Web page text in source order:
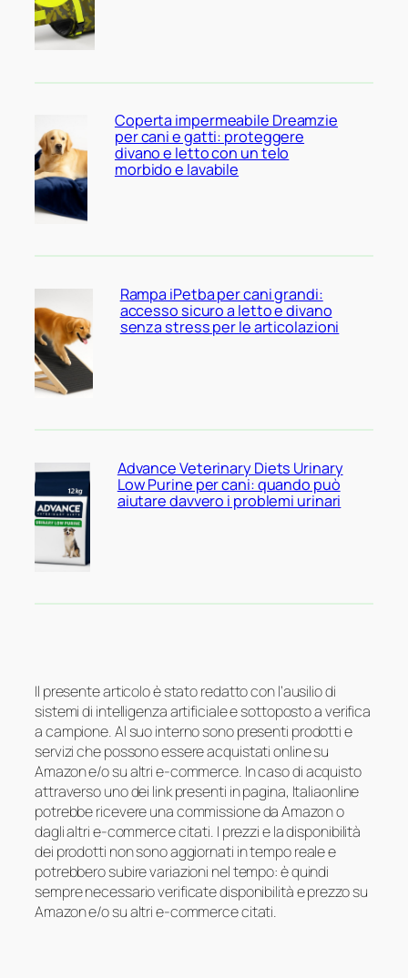
Coperta impermeabile Dreamzie
per cani e gatti: proteggere
divano e letto con un telo
morbido e lavabile
Rampa iPetba per cani grandi:
accesso sicuro a letto e divano
senza stress per le articolazioni
Advance Veterinary Diets Urinary
Low Purine per cani: quando può
aiutare davvero i problemi urinari
Il presente articolo è stato redatto con l’ausilio di
sistemi di intelligenza artificiale e sottoposto a verifica
a campione. Al suo interno sono presenti prodotti e
servizi che possono essere acquistati online su
Amazon e/o su altri e-commerce. In caso di acquisto
attraverso uno dei link presenti in pagina, Italiaonline
potrebbe ricevere una commissione da Amazon o
dagli altri e-commerce citati. I prezzi e la disponibilità
dei prodotti non sono aggiornati in tempo reale e
potrebbero subire variazioni nel tempo: è quindi
sempre necessario verificate disponibilità e prezzo su
Amazon e/o su altri e-commerce citati.